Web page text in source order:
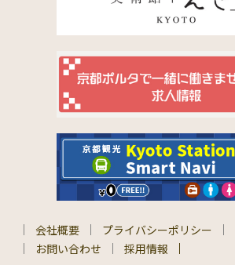
会社概要 プライバシーポリシー
お問い合わせ
採用情報